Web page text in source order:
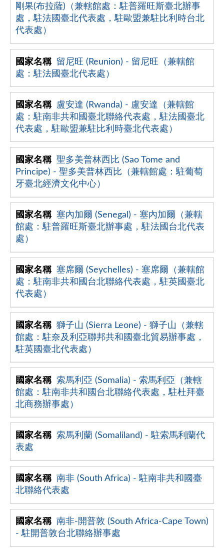
剛果(布拉薩)（兼轄館處：駐普羅旺斯臺北辦事
處，駐法國臺北代表處，駐歐盟兼駐比利時台北
代表處）
留尼旺 (Reunion) - 留尼旺（兼轄館
處：駐法國臺北代表處）
盧安達 (Rwanda) - 盧安達（兼轄館
處：駐南非共和國臺北聯絡代表處，駐法國臺北
代表處，駐歐盟兼駐比利時臺北代表處）
聖多美普林西比 (Sao Tome and
Principe) - 聖多美普林西比（兼轄館處：駐葡萄
牙臺北經濟文化中心）
塞內加爾 (Senegal) - 塞內加爾（兼轄
館處：駐普羅旺斯臺北辦事處，駐法國台北代表
處）
塞席爾 (Seychelles) - 塞席爾（兼轄館
處：駐南非共和國台北聯絡代表處，駐英國臺北
代表處）
獅子山 (Sierra Leone) - 獅子山（兼轄
館處：駐奈及利亞聯邦共和國臺北貿易辦事處，
駐英國臺北代表處）
索馬利亞 (Somalia) - 索馬利亞（兼轄
館處：駐南非共和國台北聯絡代表處，駐杜拜臺
北商務辦事處）
索馬利蘭 (Somaliland) - 駐索馬利蘭代
表處
南非 (South Africa) - 駐南非共和國臺
北聯絡代表處
南非-開普敦 (South Africa-Cape Town)
- 駐開普敦台北聯絡辦事處